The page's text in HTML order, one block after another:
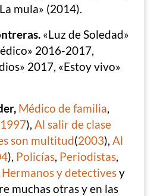
mula» (2014).
«Luz de Soledad»
2016-2017,
2017, «Estoy vivo»
Médico de familia,
1997), Al salir de clase
son multitud(2003), Al
), Policías, Periodistas,
Hermanos y detectivesy
muchas otras y en las